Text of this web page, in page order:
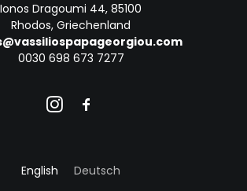
Ionos Dragoumi 44, 85100
Rhodos, Griechenland
0030 698 673 7277
English Deutsch